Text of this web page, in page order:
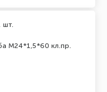
M24*1,5*60 кл.пр.
шт.